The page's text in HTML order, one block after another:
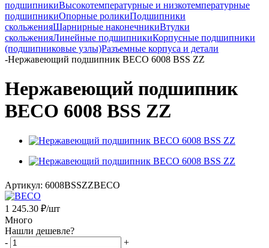
подшипникиВысокотемпературные и низкотемпературные
подшипникиОпорные роликиПодшипники
скольженияШарнирные наконечникиВтулки
скольженияЛинейные подшипникиКорпусные подшипники
(подшипниковые узлы)Разъемные корпуса и детали
-Нержавеющий подшипник BECO 6008 BSS ZZ
Нержавеющий подшипник
BECO 6008 BSS ZZ
Артикул: 6008BSSZZBECO
1 245.30 ₽/шт
Много
Нашли дешевле?
-
+